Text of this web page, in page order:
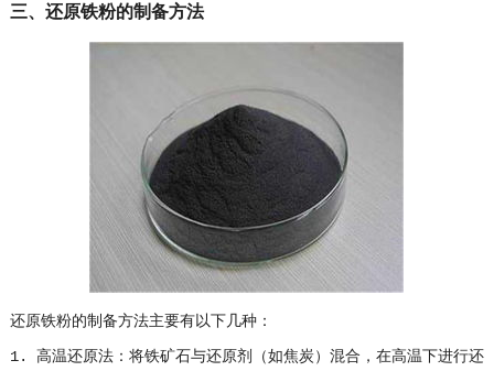
三、还原铁粉的制备方法
还原铁粉的制备方法主要有以下几种：
1. 高温还原法：将铁矿石与还原剂（如焦炭）混合，在高温下进行还